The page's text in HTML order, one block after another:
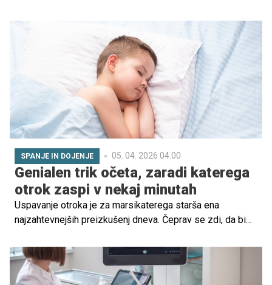
imel drugih izpuščajev ali težav. Sprva sem mislila, da je
posledica neprijaznega zimskega vremena, zato sem mu
na obrazek nanašala mastno kremo za občutljivo
dojenčkovo kožo. Stanje se ni izboljšalo, zato sem ga
peljala k pediatru. Svetoval je testiranje na alergije in
potrdili so jo," se spominja mamica treh otrok.
SPANJE IN DOJENJE 05. 04. 2026 04.00
Genialen trik očeta, zaradi katerega
otrok zaspi v nekaj minutah
Uspavanje otroka je za marsikaterega starša ena
najzahtevnejših preizkušenj dneva. Čeprav se zdi, da bi
utrujeni, mnogi ravno takrat dobijo še zadnji val energije.
Prav zato starši po vsem svetu iščejo preproste, a
učinkovite pristope, ki bi lahko skrajšali večerno rutino.